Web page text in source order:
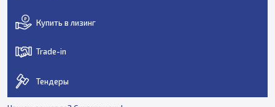
Купить в лизинг
Trade-in
Тендеры